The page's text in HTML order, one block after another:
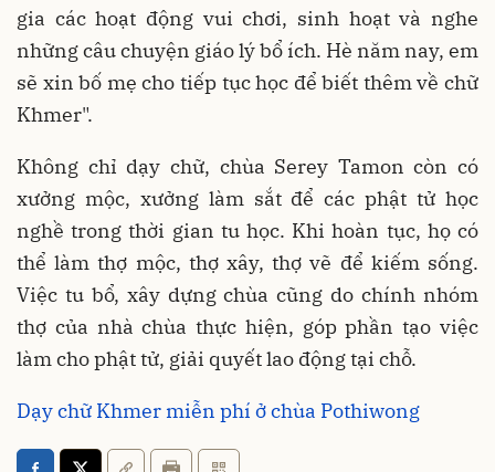
gia các hoạt động vui chơi, sinh hoạt và nghe
những câu chuyện giáo lý bổ ích. Hè năm nay, em
sẽ xin bố mẹ cho tiếp tục học để biết thêm về chữ
Khmer".
Không chỉ dạy chữ, chùa Serey Tamon còn có
xưởng mộc, xưởng làm sắt để các phật tử học
nghề trong thời gian tu học. Khi hoàn tục, họ có
thể làm thợ mộc, thợ xây, thợ vẽ để kiếm sống.
Việc tu bổ, xây dựng chùa cũng do chính nhóm
thợ của nhà chùa thực hiện, góp phần tạo việc
làm cho phật tử, giải quyết lao động tại chỗ.
Dạy chữ Khmer miễn phí ở chùa Pothiwong